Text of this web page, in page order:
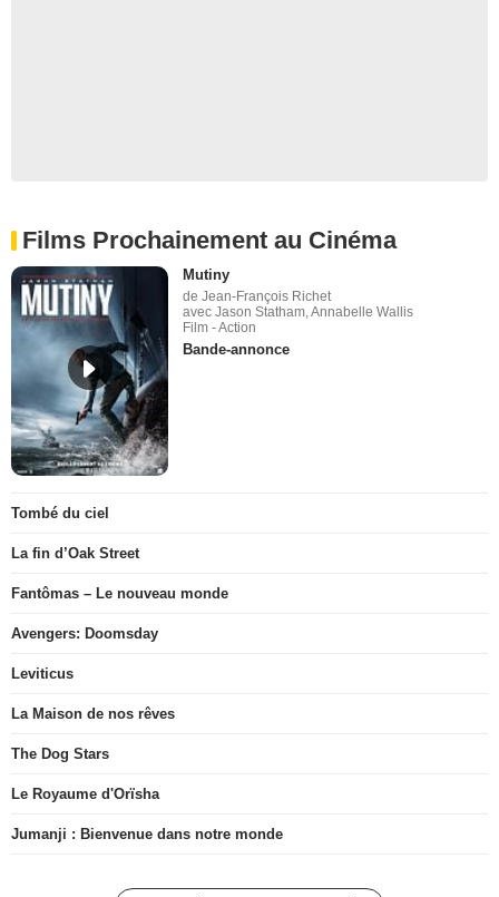
Films Prochainement au Cinéma
Mutiny
de Jean-François Richet
avec Jason Statham, Annabelle Wallis
Film - Action
Bande-annonce
Tombé du ciel
La fin d’Oak Street
Fantômas – Le nouveau monde
Avengers: Doomsday
Leviticus
La Maison de nos rêves
The Dog Stars
Le Royaume d'Orïsha
Jumanji : Bienvenue dans notre monde